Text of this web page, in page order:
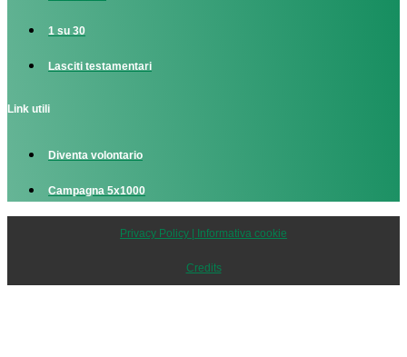
1 su 30
Lasciti testamentari
Link utili
Diventa volontario
Campagna 5x1000
Privacy Policy | Informativa cookie
Credits